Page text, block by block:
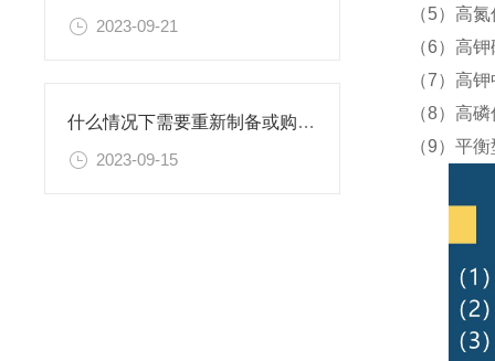
2023-09-21
什么情况下需要重新制备或购置新的乙二胺四乙酸二钠滴定溶液标准物质？
2023-09-15
（5）高
（6）高
（7）高
（8）高
（9）平